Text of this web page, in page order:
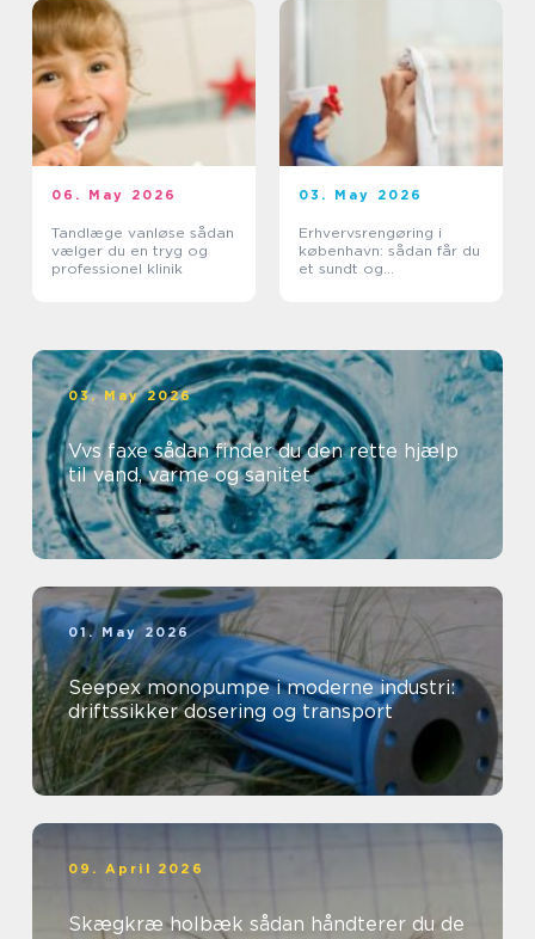
06. May 2026
Tandlæge vanløse sådan
vælger du en tryg og
professionel klinik
03. May 2026
Erhvervsrengøring i
københavn: sådan får du
et sundt og
03. May 2026
Vvs faxe sådan finder du den rette hjælp
til vand, varme og sanitet
01. May 2026
Seepex monopumpe i moderne industri:
driftssikker dosering og transport
09. April 2026
Skægkræ holbæk sådan håndterer du de